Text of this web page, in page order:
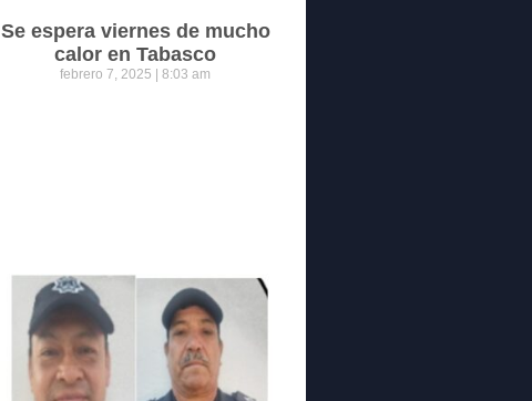
Se espera viernes de mucho
calor en Tabasco
febrero 7, 2025 8:03 am